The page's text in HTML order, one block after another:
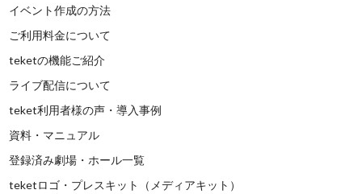
イベント作成の方法
ご利用料金について
teketの機能ご紹介
ライブ配信について
teket利用者様の声・導入事例
資料・マニュアル
登録済み劇場・ホール一覧
teketロゴ・プレスキット（メディアキット）